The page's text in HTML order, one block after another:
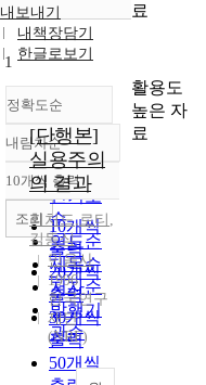
내보내기
내책장담기
한글로보기
정확도순
정확도
순
인기도
순
연도순
제목순
저자순
발행기
관순
내림차순
내림차순
10개씩 출력
10개씩
출력
20개씩
출력
30개씩
출력
50개씩
조회
1
[단행본]
실용주의
의 결과
리처드,로티 ,
김동식
민음사
1996
한국연구
재단
(NRF)
료
활용도
높은 자
료